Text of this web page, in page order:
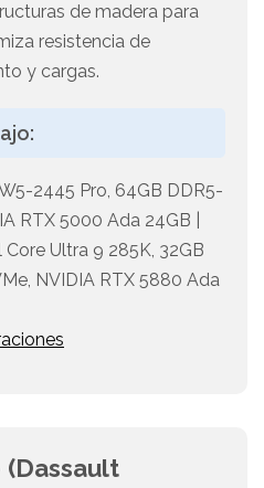
de madera para
resistencia de
y cargas.
2445 Pro, 64GB DDR5-
RTX 5000 Ada 24GB |
Core Ultra 9 285K, 32GB
NVIDIA RTX 5880 Ada
(Dassault